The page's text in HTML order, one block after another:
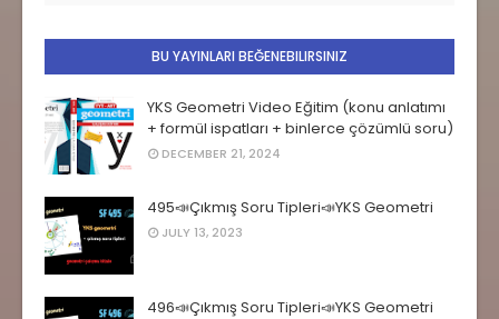
BU YAYINLARI BEĞENEBILIRSINIZ
YKS Geometri Video Eğitim (konu anlatımı
+ formül ispatları + binlerce çözümlü soru)
DECEMBER 21, 2024
495📣Çıkmış Soru Tipleri📣YKS Geometri
JULY 13, 2023
496📣Çıkmış Soru Tipleri📣YKS Geometri